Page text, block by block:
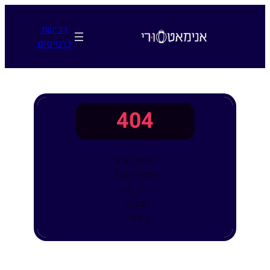
רכישת
כרטיסים
404
האתר קרס
המסך נשבר,
ריק פה
שתיקה
באוויר.